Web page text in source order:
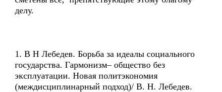
делу.
1. В Н Лебедев. Борьба за идеалы социального
государства. Гармонизм– общество без
эксплуатации. Новая политэкономия
(междисциплинарный подход)/ В. Н. Лебедев.